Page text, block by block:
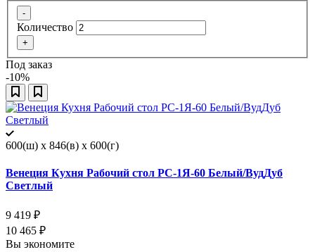
-
Количество
+
Под заказ
-10%
600(ш) x 846(в) x 600(г)
Венеция Кухня Рабочий стол РС-1Я-60 Белый/ВудДуб
Светлый
9 419 ₽
10 465 ₽
Вы экономите